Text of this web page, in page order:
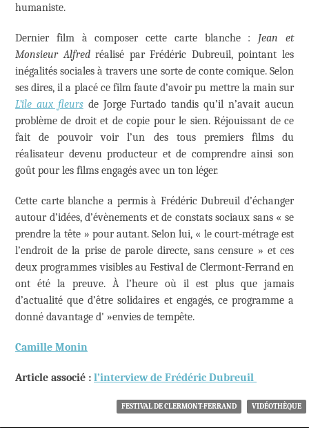
humaniste.
Dernier film à composer cette carte blanche : Jean et
Monsieur Alfredréalisé par Frédéric Dubreuil, pointant les
inégalités sociales à travers une sorte de conte comique. Selon
ses dires, il a placé ce film faute d’avoir pu mettre la main sur
L’île aux fleursde Jorge Furtado tandis qu’il n’avait aucun
problème de droit et de copie pour le sien. Réjouissant de ce
fait de pouvoir voir l’un des tous premiers films du
réalisateur devenu producteur et de comprendre ainsi son
goût pour les films engagés avec un ton léger.
Cette carte blanche a permis à Frédéric Dubreuil d’échanger
autour d’idées, d’évènements et de constats sociaux sans « se
prendre la tête » pour autant. Selon lui, « le court-métrage est
l’endroit de la prise de parole directe, sans censure » et ces
deux programmes visibles au Festival de Clermont-Ferrand en
ont été la preuve. À l’heure où il est plus que jamais
d’actualité que d’être solidaires et engagés, ce programme a
donné davantage d' »envies de tempête.
Camille Monin
Article associé : l’interview de Frédéric Dubreuil
FESTIVAL DE CLERMONT-FERRAND VIDÉOTHÈQUE